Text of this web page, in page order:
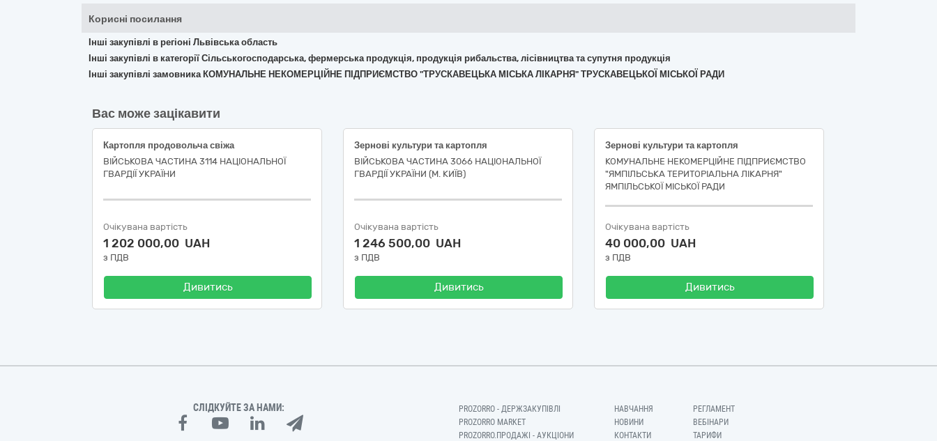
Корисні посилання
Інші закупівлі в регіоні Львівська область
Інші закупівлі в категорії Сільськогосподарська, фермерська продукція, продукція рибальства, лісівництва та супутня продукція
Інші закупівлі замовника КОМУНАЛЬНЕ НЕКОМЕРЦІЙНЕ ПІДПРИЄМСТВО "ТРУСКАВЕЦЬКА МІСЬКА ЛІКАРНЯ" ТРУСКАВЕЦЬКОЇ МІСЬКОЇ РАДИ
Вас може зацікавити
Картопля продовольча свіжа
ВІЙСЬКОВА ЧАСТИНА 3114 НАЦІОНАЛЬНОЇ
ГВАРДІЇ УКРАЇНИ
Очікувана вартість
1 202 000,00 UAH
з ПДВ
Дивитись
Зернові культури та картопля
ВІЙСЬКОВА ЧАСТИНА 3066 НАЦІОНАЛЬНОЇ
ГВАРДІЇ УКРАЇНИ (М. КИЇВ)
Очікувана вартість
1 246 500,00 UAH
з ПДВ
Дивитись
Зернові культури та картопля
КОМУНАЛЬНЕ НЕКОМЕРЦІЙНЕ ПІДПРИЄМСТВО
"ЯМПІЛЬСЬКА ТЕРИТОРІАЛЬНА ЛІКАРНЯ"
ЯМПІЛЬСЬКОЇ МІСЬКОЇ РАДИ
Очікувана вартість
40 000,00 UAH
з ПДВ
Дивитись
СЛІДКУЙТЕ ЗА НАМИ:
PROZORRO - ДЕРЖЗАКУПІВЛІ
PROZORRO MARKET
PROZORRO.ПРОДАЖІ - АУКЦІОНИ
НАВЧАННЯ
НОВИНИ
КОНТАКТИ
РЕГЛАМЕНТ
ВЕБІНАРИ
ТАРИФИ